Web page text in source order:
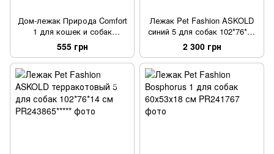
Дом-лежак Природа Comfort
1 для кошек и собак
32х31х28 см
555 грн
Лежак Pet Fashion ASKOLD
синий 5 для собак 102*76*14
см
2 300 грн